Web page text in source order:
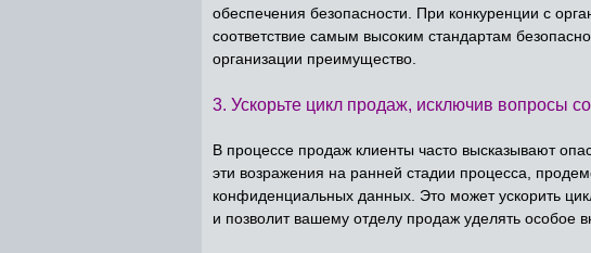
обеспечения безопасности. При конкуренции с
соответствие самым высоким стандартам
организации преимущество.
3. Ускорьте цикл продаж, исключив вопросы
В процессе продаж клиенты часто высказывают
эти возражения на ранней стадии процесса,
конфиденциальных данных. Это может ускорить
и позволит вашему отделу продаж уделять особое